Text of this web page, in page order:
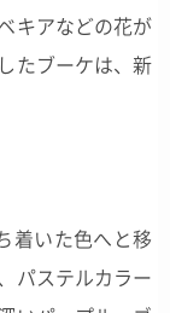
キアなどの花が
たブーケは、新
着いた色へと移
パステルカラー